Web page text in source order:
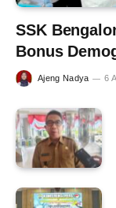
SSK
Bonus
Ajeng Nadya 6